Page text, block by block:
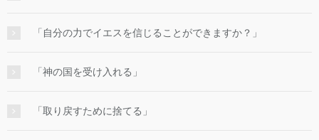
「自分の力でイエスを信じることができますか？」
「神の国を受け入れる」
「取り戻すために捨てる」